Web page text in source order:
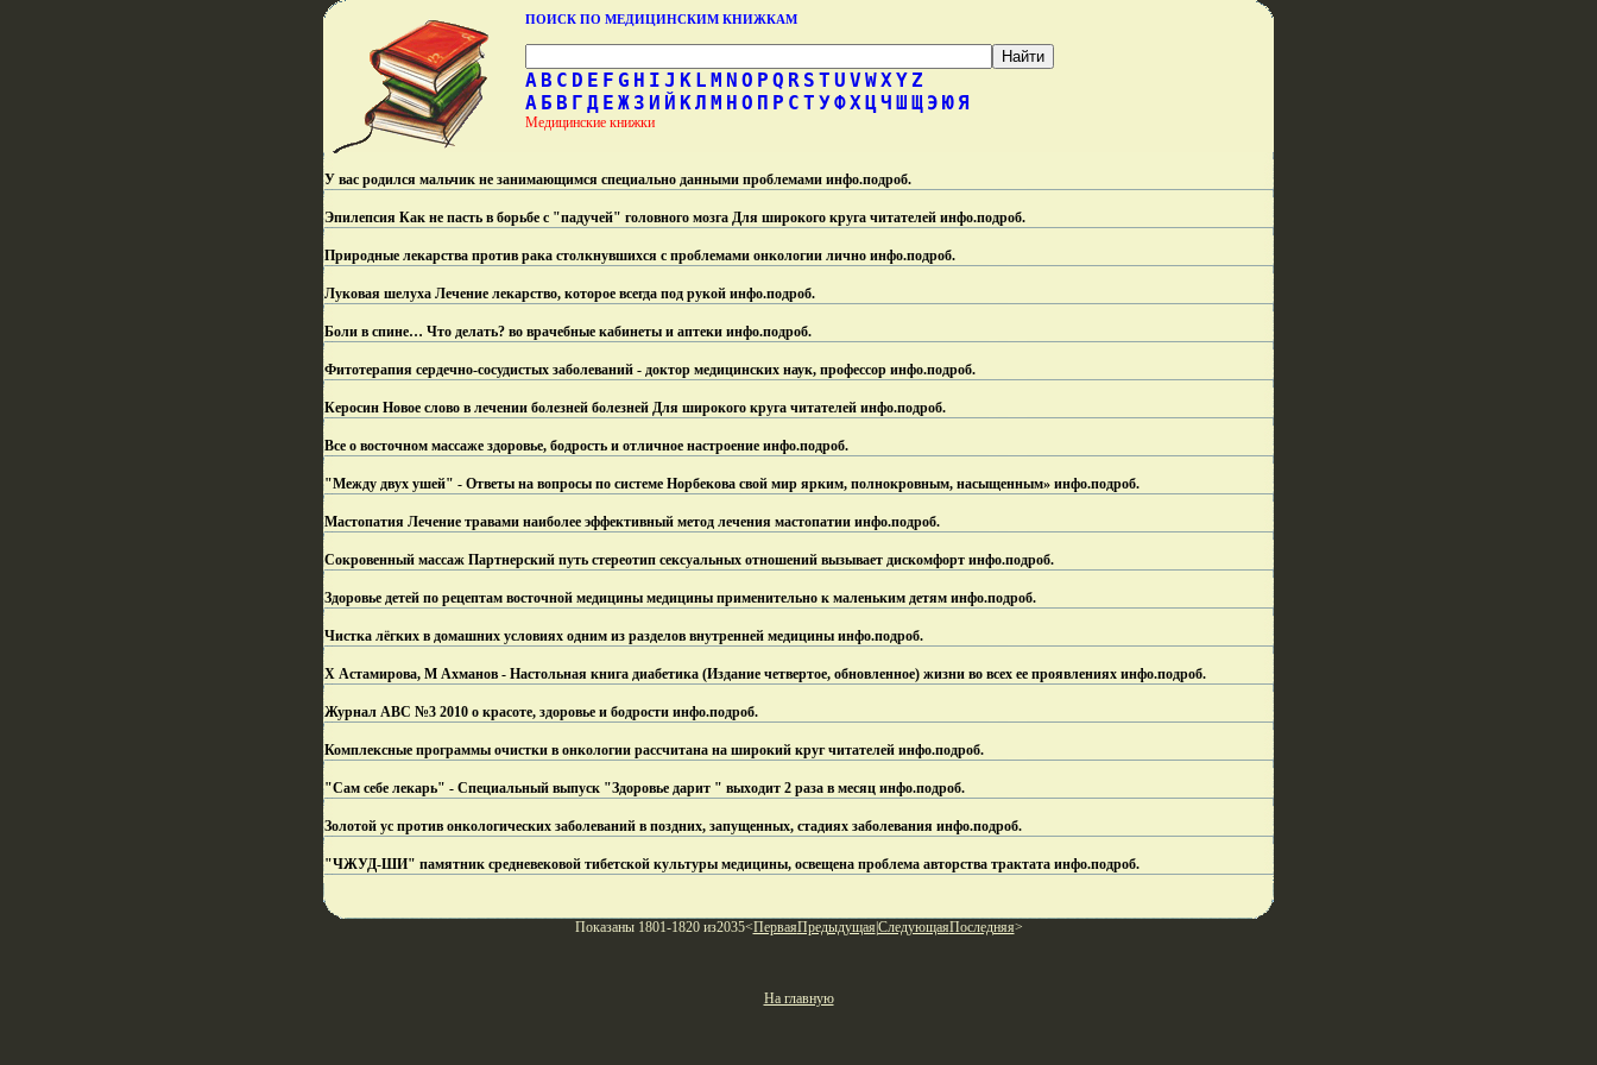
ПОИСК ПО МЕДИЦИНСКИМ КНИЖКАМ
A B C D E F G H I J K L M N O P Q R S T U V WXY Z
А Б В Г Д Е Ж З И Й КЛ М Н О П Р С Т УФХЦЧ Ш Щ Э ЮЯ
Медицинские книжки
У вас родился мальчик не занимающимся специально данными проблемами инфо.подроб.
Эпилепсия Как не пасть в борьбе с "падучей" головного мозга Для широкого круга читателей инфо.подроб.
Природные лекарства против рака столкнувшихся с проблемами онкологии лично инфо.подроб.
Луковая шелуха Лечение лекарство, которое всегда под рукой инфо.подроб.
Боли в спине… Что делать? во врачебные кабинеты и аптеки инфо.подроб.
Фитотерапия сердечно-сосудистых заболеваний - доктор медицинских наук, профессор инфо.подроб.
Керосин Новое слово в лечении болезней болезней Для широкого круга читателей инфо.подроб.
Все о восточном массаже здоровье, бодрость и отличное настроение инфо.подроб.
"Между двух ушей" - Ответы на вопросы по системе Норбекова свой мир ярким, полнокровным, насыщенным» инфо.подроб.
Мастопатия Лечение травами наиболее эффективный метод лечения мастопатии инфо.подроб.
Сокровенный массаж Партнерский путь стереотип сексуальных отношений вызывает дискомфорт инфо.подроб.
Здоровье детей по рецептам восточной медицины медицины применительно к маленьким детям инфо.подроб.
Чистка лёгких в домашних условиях одним из разделов внутренней медицины инфо.подроб.
Х Астамирова, М Ахманов - Настольная книга диабетика (Издание четвертое, обновленное) жизни во всех ее проявлениях инфо.подроб.
Журнал АВС №3 2010 о красоте, здоровье и бодрости инфо.подроб.
Комплексные программы очистки в онкологии рассчитана на широкий круг читателей инфо.подроб.
"Сам себе лекарь" - Специальный выпуск "Здоровье дарит " выходит 2 раза в месяц инфо.подроб.
Золотой ус против онкологических заболеваний в поздних, запущенных, стадиях заболевания инфо.подроб.
"ЧЖУД-ШИ" памятник средневековой тибетской культуры медицины, освещена проблема авторства трактата инфо.подроб.
Показаны 1801-1820 из2035<ПерваяПредыдущая СледующаяПоследняя>
На главную